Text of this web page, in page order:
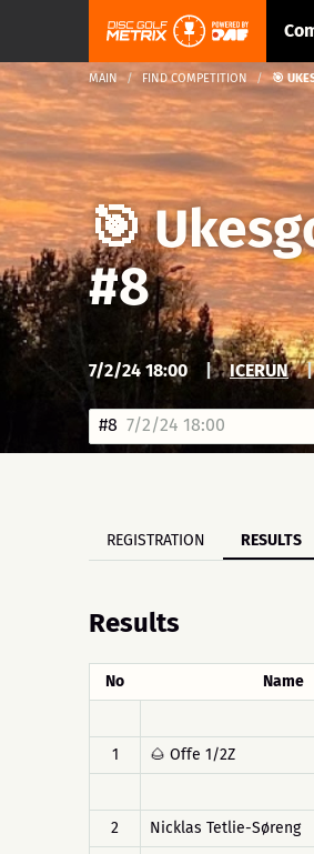
MAIN FIND COMPETITION 🎯
🎯
#8
7/2/24 18:00 | ICERUN |
#8 7/2/24 18:00
REGISTRATION RESULTS
Results
No Name
1
🌰 Offe 1/2Z
2
Nicklas Tetlie-Søreng